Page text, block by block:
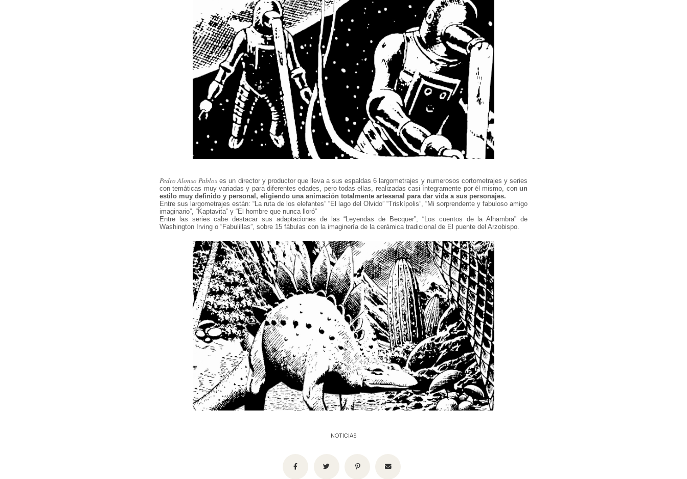
Pedro Alonso Pablos es un director y productor que lleva a sus espaldas 6 largometrajes y numerosos cortometrajes y series
con temáticas muy variadas y para diferentes edades, pero todas ellas, realizadas casi íntegramente por él mismo, con un
estilo muy definido y personal, eligiendo una animación totalmente artesanal para dar vida a sus personajes.
Entre sus largometrajes están: “La ruta de los elefantes” “El lago del Olvido” “Triskípolis”, “Mi sorprendente y fabuloso amigo
imaginario”, “Kaptavita” y “El hombre que nunca lloró”
Entre las series cabe destacar sus adaptaciones de las “Leyendas de Becquer”, “Los cuentos de la Alhambra” de
Washington Irving o “Fabulillas”, sobre 15 fábulas con la imaginería de la cerámica tradicional de El puente del Arzobispo.
NOTICIAS